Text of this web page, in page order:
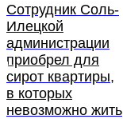
Сотрудник Соль-
Илецкой
администрации
приобрел для
сирот квартиры,
в которых
невозможно жить